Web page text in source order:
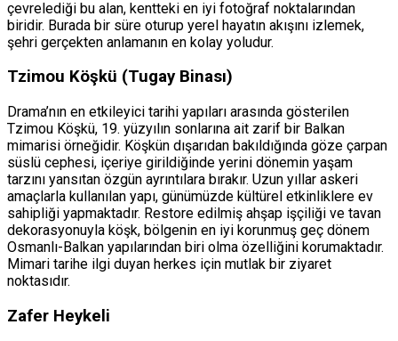
çevrelediği bu alan, kentteki en iyi fotoğraf noktalarından
biridir. Burada bir süre oturup yerel hayatın akışını izlemek,
şehri gerçekten anlamanın en kolay yoludur.
Tzimou Köşkü (Tugay Binası)
Drama’nın en etkileyici tarihi yapıları arasında gösterilen
Tzimou Köşkü, 19. yüzyılın sonlarına ait zarif bir Balkan
mimarisi örneğidir. Köşkün dışarıdan bakıldığında göze çarpan
süslü cephesi, içeriye girildiğinde yerini dönemin yaşam
tarzını yansıtan özgün ayrıntılara bırakır. Uzun yıllar askeri
amaçlarla kullanılan yapı, günümüzde kültürel etkinliklere ev
sahipliği yapmaktadır. Restore edilmiş ahşap işçiliği ve tavan
dekorasyonuyla köşk, bölgenin en iyi korunmuş geç dönem
Osmanlı-Balkan yapılarından biri olma özelliğini korumaktadır.
Mimari tarihe ilgi duyan herkes için mutlak bir ziyaret
noktasıdır.
Zafer Heykeli